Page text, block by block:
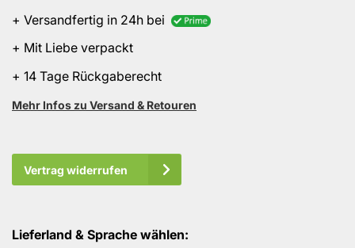
+ Versandfertig in 24h bei
+ Mit Liebe verpackt
+ 14 Tage Rückgaberecht
Mehr Infos zu Versand & Retouren
Vertrag widerrufen
Lieferland & Sprache wählen: